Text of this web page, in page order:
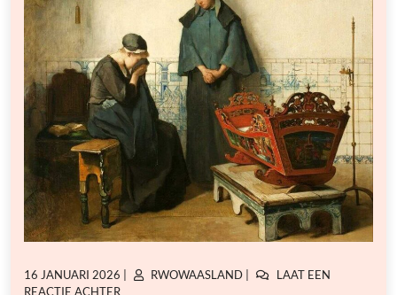
GEPLAATST
OP
16 JANUARI 2026
GEPLAATST
RWOWAASLAND
LAAT EEN
REACTIE ACHTEROP